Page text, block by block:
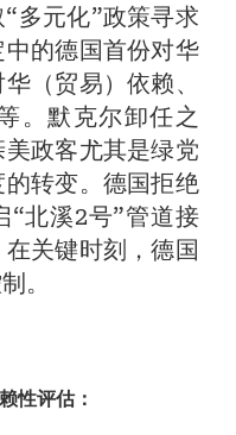
多元化”政策寻求
的德国首份对华
（贸易）依赖、
。默克尔卸任之
政客尤其是绿党
转变。德国拒绝
“北溪2号”管道接
关键时刻，德国
。
性评估：